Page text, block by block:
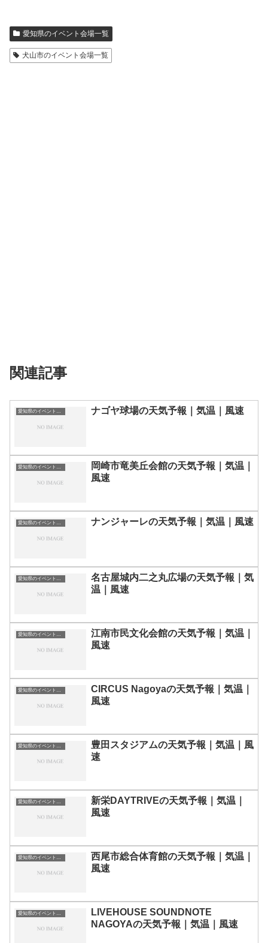
愛知県のイベント会場一覧
犬山市のイベント会場一覧
関連記事
愛知県のイベント会場一覧 ナゴヤ球場の天気予報｜気温｜風速
愛知県のイベント会場一覧
岡崎市竜美丘会館の天気予報｜気温｜
風速
愛知県のイベント会場一覧 ナンジャーレの天気予報｜気温｜風速
愛知県のイベント会場一覧
名古屋城内二之丸広場の天気予報｜気
温｜風速
愛知県のイベント会場一覧
江南市民文化会館の天気予報｜気温｜
風速
愛知県のイベント会場一覧
CIRCUS Nagoyaの天気予報｜気温｜
風速
愛知県のイベント会場一覧
豊田スタジアムの天気予報｜気温｜風
速
新栄DAYTRIVEの天気予報｜気温｜
風速
西尾市総合体育館の天気予報｜気温｜
風速
LIVEHOUSE SOUNDNOTE
NAGOYAの天気予報｜気温｜風速